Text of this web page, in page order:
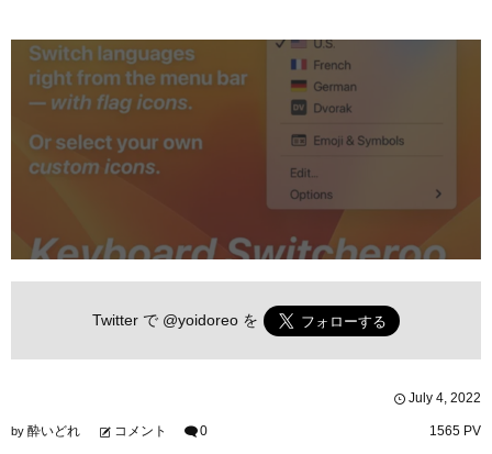
Twitter で @yoidoreo を
July 4, 2022
by 酔いどれ コメント 0 1565 PV